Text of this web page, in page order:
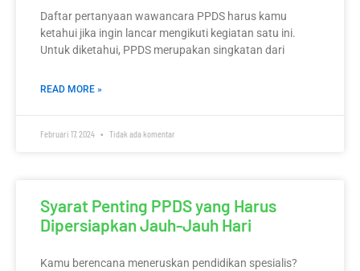
Daftar pertanyaan wawancara PPDS harus kamu
ketahui jika ingin lancar mengikuti kegiatan satu ini.
Untuk diketahui, PPDS merupakan singkatan dari
READ MORE »
Februari 17, 2024 Tidak ada komentar
Syarat Penting PPDS yang Harus
Dipersiapkan Jauh-Jauh Hari
Kamu berencana meneruskan pendidikan spesialis?